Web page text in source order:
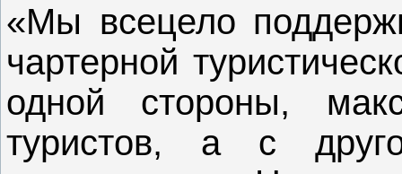
«Мы всецело
чартерной
одной стороны,
туристов, а с